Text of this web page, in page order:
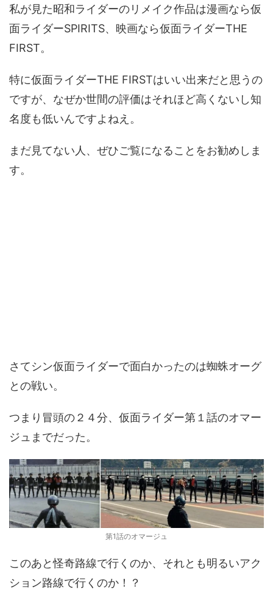
私が見た昭和ライダーのリメイク作品は漫画なら仮
面ライダーSPIRITS、映画なら仮面ライダーTHE
FIRST。
特に仮面ライダーTHE FIRSTはいい出来だと思うの
ですが、なぜか世間の評価はそれほど高くないし知
名度も低いんですよねえ。
まだ見てない人、ぜひご覧になることをお勧めしま
す。
さてシン仮面ライダーで面白かったのは蜘蛛オーグ
との戦い。
つまり冒頭の２４分、仮面ライダー第１話のオマー
ジュまでだった。
第1話のオマージュ
このあと怪奇路線で行くのか、それとも明るいアク
ション路線で行くのか！？